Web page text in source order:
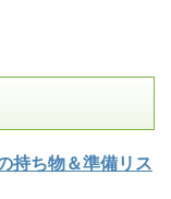
持ち物＆準備リス